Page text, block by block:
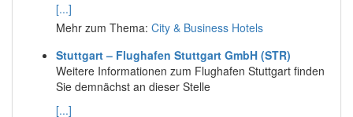
[...]
Mehr zum Thema: City & Business Hotels
Stuttgart – Flughafen Stuttgart GmbH (STR)
Weitere Informationen zum Flughafen Stuttgart finden
Sie demnächst an dieser Stelle
[...]